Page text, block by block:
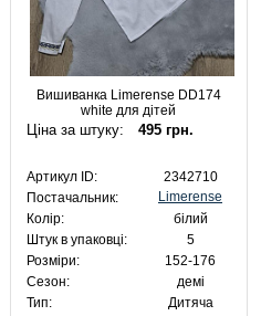
Вишиванка Limerense DD174
white для дітей
Ціна за штуку: 495 грн.
Артикул ID:
2342710
Постачальник:
Limerense
Колір:
білий
Штук в упаковці:
5
Розміри:
152-176
Сезон:
демі
Тип:
Дитяча